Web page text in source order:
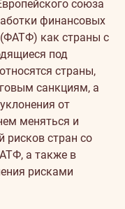
союза
финансовых
как страны с
под
страны,
санкциям, а
от
меняться и
рисков стран со
а также в
рисками